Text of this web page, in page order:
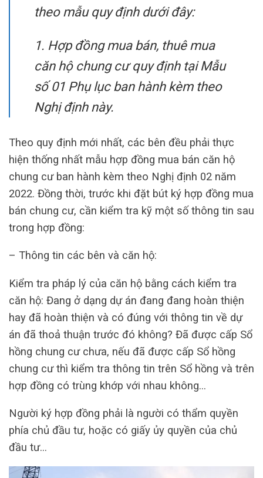
theo mẫu quy định dưới đây:
1. Hợp đồng mua bán, thuê mua
căn hộ chung cư quy định tại Mẫu
số 01 Phụ lục ban hành kèm theo
Nghị định này.
Theo quy định mới nhất, các bên đều phải thực
hiện thống nhất mẫu hợp đồng mua bán căn hộ
chung cư ban hành kèm theo Nghị định 02 năm
2022. Đồng thời, trước khi đặt bút ký hợp đồng mua
bán chung cư, cần kiểm tra kỹ một số thông tin sau
trong hợp đồng:
– Thông tin các bên và căn hộ:
Kiểm tra pháp lý của căn hộ bằng cách kiểm tra
căn hộ: Đang ở dạng dự án đang đang hoàn thiện
hay đã hoàn thiện và có đúng với thông tin về dự
án đã thoả thuận trước đó không? Đã được cấp Sổ
hồng chung cư chưa, nếu đã được cấp Sổ hồng
chung cư thì kiểm tra thông tin trên Sổ hồng và trên
hợp đồng có trùng khớp với nhau không…
Người ký hợp đồng phải là người có thẩm quyền
phía chủ đầu tư, hoặc có giấy ủy quyền của chủ
đầu tư…